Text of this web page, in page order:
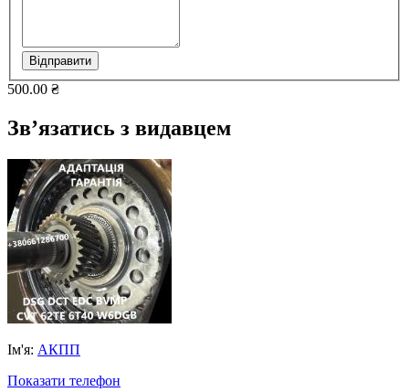
Відправити
500.00 ₴
Зв’язатись з видавцем
Ім'я: АКПП
Показати телефон